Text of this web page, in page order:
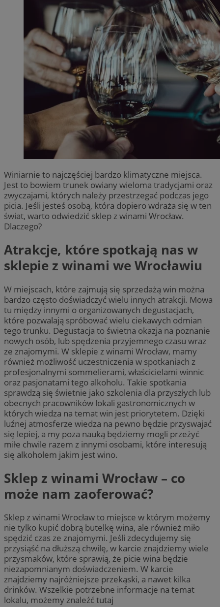
Winiarnie to najczęściej bardzo klimatyczne miejsca.
Jest to bowiem trunek owiany wieloma tradycjami oraz
zwyczajami, których należy przestrzegać podczas jego
picia. Jeśli jesteś osobą, która dopiero wdraża się w ten
świat, warto odwiedzić sklep z winami Wrocław.
Dlaczego?
Atrakcje, które spotkają nas w
sklepie z winami we Wrocławiu
W miejscach, które zajmują się sprzedażą win można
bardzo często doświadczyć wielu innych atrakcji. Mowa
tu między innymi o organizowanych degustacjach,
które pozwalają spróbować wielu ciekawych odmian
tego trunku. Degustacja to świetna okazja na poznanie
nowych osób, lub spędzenia przyjemnego czasu wraz
ze znajomymi. W sklepie z winami Wrocław, mamy
również możliwość uczestniczenia w spotkaniach z
profesjonalnymi sommelierami, właścicielami winnic
oraz pasjonatami tego alkoholu. Takie spotkania
sprawdzą się świetnie jako szkolenia dla przyszłych lub
obecnych pracowników lokali gastronomicznych w
których wiedza na temat win jest priorytetem. Dzięki
luźnej atmosferze wiedza na pewno będzie przyswajać
się lepiej, a my poza nauką będziemy mogli przeżyć
miłe chwile razem z innymi osobami, które interesują
się alkoholem jakim jest wino.
Sklep z winami Wrocław – co
może nam zaoferować?
Sklep z winami Wrocław to miejsce w którym możemy
nie tylko kupić dobrą butelkę wina, ale również miło
spędzić czas ze znajomymi. Jeśli zdecydujemy się
przysiąść na dłuższą chwilę, w karcie znajdziemy wiele
przysmaków, które sprawią, że picie wina będzie
niezapomnianym doświadczeniem. W karcie
znajdziemy najróżniejsze przekąski, a nawet kilka
drinków. Wszelkie potrzebne informacje na temat
lokalu, możemy znaleźć tutaj